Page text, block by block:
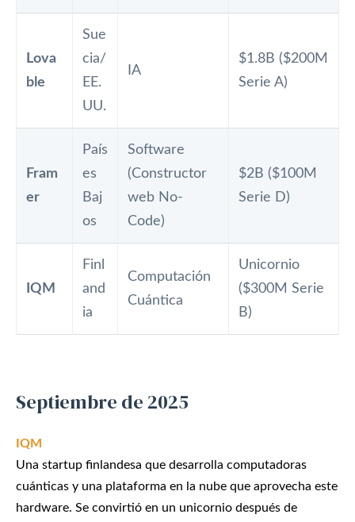
Lova
ble
Sue
cia/
EE.
UU.
IA
$1.8B ($200M
Serie A)
Fram
er
País
es
Baj
os
Software
(Constructor
web No-
Code)
$2B ($100M
Serie D)
IQM
Finl
and
ia
Computación
Cuántica
Unicornio
($300M Serie
B)
Septiembre de 2025
IQM
Una startup finlandesa que desarrolla computadoras
cuánticas y una plataforma en la nube que aprovecha este
hardware. Se convirtió en un unicornio después de